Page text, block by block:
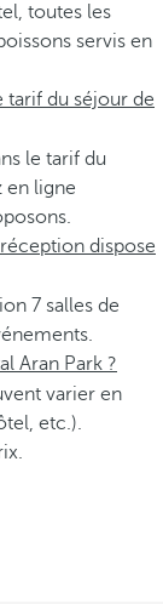
toutes les
servis en
tarif du séjour de
le tarif du
en ligne
dispose
7 salles de
Aran Park ?
varier en
etc.).